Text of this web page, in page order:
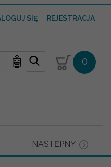
SIĘ REJESTRACJA
🤖 0
NASTĘPNY